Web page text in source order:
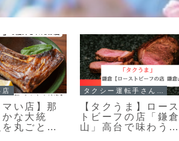
店
マい店】那
な大統
丸ごと出
【タクうま】ロース
トビーフの店「鎌倉
山」高台で味わう極